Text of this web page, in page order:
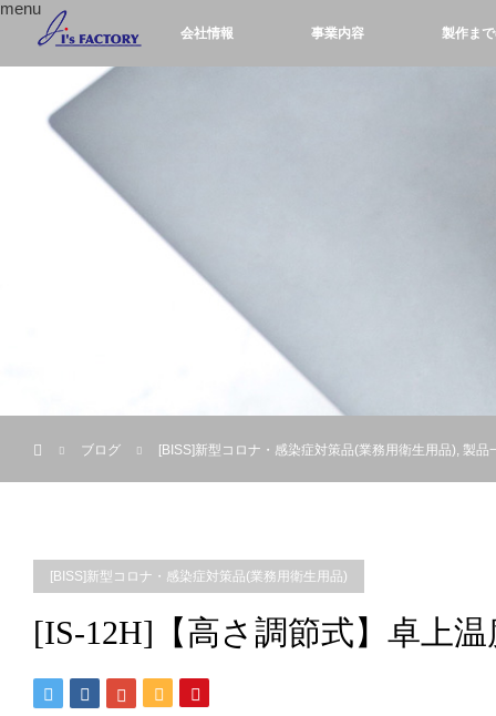
menu
会社情報 事業内容 製作ま
ブログ
[BISS]新型コロナ・感染症対策品(業務用衛生用品), 製品
[BISS]新型コロナ・感染症対策品(業務用衛生用品)
[IS-12H]【高さ調節式】卓上